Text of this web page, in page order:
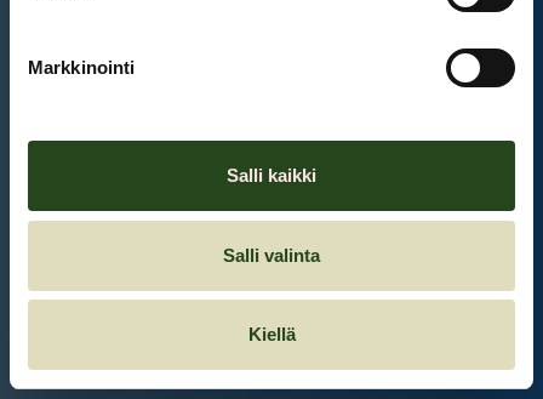
Markkinointi
Salli kaikki
Salli valinta
Kiellä